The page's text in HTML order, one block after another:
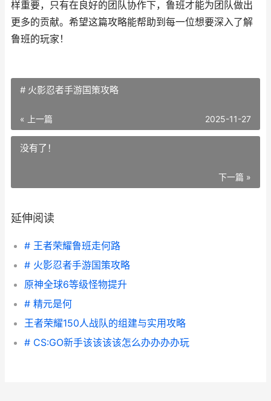
样重要，只有在良好的团队协作下，鲁班才能为团队做出
更多的贡献。希望这篇攻略能帮助到每一位想要深入了解
鲁班的玩家！
# 火影忍者手游国策攻略
« 上一篇 2025-11-27
没有了！
下一篇 »
延伸阅读
# 王者荣耀鲁班走何路
# 火影忍者手游国策攻略
原神全球6等级怪物提升
# 精元是何
王者荣耀150人战队的组建与实用攻略
# CS:GO新手该该该该怎么办办办办玩